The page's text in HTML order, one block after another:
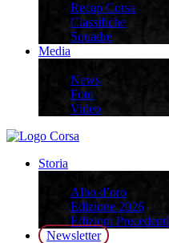
Recap Corsa
Classifiche
Squadre
Media
News
Foto
Video
Storia
Albo d’oro
Edizione 2026
Edizioni Precedenti
Newsletter